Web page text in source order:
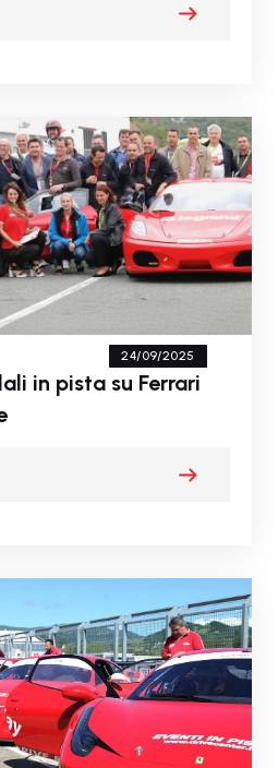
24/09/2025
in pista su Ferrari